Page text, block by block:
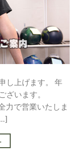
し上げます。 年
ざいます。
力で営業いたしま